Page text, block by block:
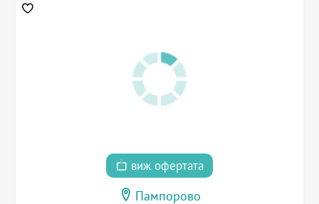
виж офертата
Пампорово